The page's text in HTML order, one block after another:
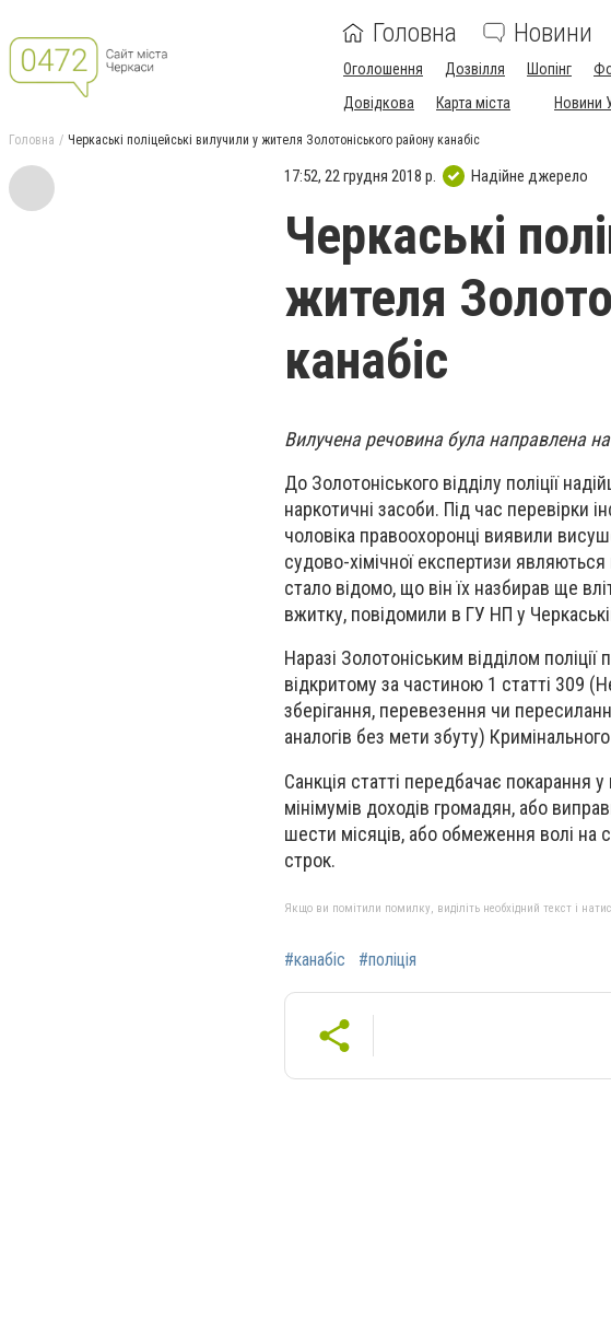
Головна Новини
Оголошення Дозвілля Шопінг
Довідкова
Карта міста Новини
Головна Черкаські поліцейські вилучили у жителя Золотоніського району канабіс
17:52, 22 грудня 2018 р. Надійне джерело
Черкаські
жителя
канабіс
Вилучена речовина була направлена
До Золотоніського відділу поліції
наркотичні засоби. Під час перевірки
чоловіка правоохоронці виявили
судово-хімічної експертизи
стало відомо, що він їх назбирав ще
вжитку, повідомили в ГУ НП у
Наразі Золотоніським відділом
відкритому за частиною 1 статті 309
зберігання, перевезення чи
аналогів без мети збуту)
Санкція статті передбачає покарання
мінімумів доходів громадян, або
шести місяців, або обмеження волі на
строк.
Якщо ви помітили помилку, виділіть необхідний текст і
#канабіс #поліція